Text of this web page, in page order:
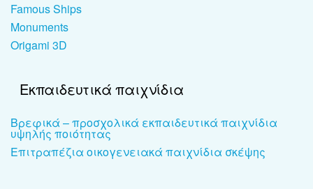
Famous Ships
Monuments
Origami 3D
Εκπαιδευτικά παιχνίδια
Βρεφικά – προσχολικά εκπαιδευτικά παιχνίδια
υψηλής ποιότητας
Επιτραπέζια οικογενειακά παιχνίδια σκέψης